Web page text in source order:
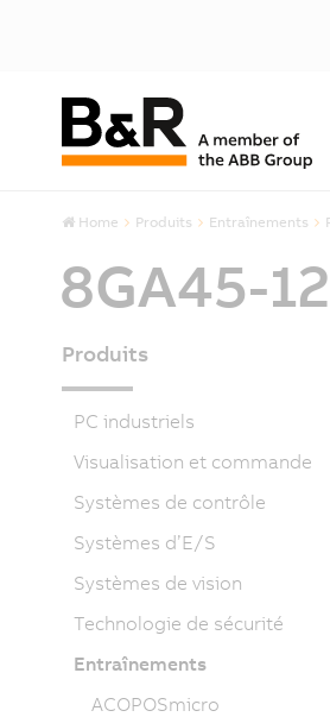
Home Produits Entraînements
8GA45-
Produits
PC industriels
Visualisation et commande
Systèmes de contrôle
Systèmes d’E/S
Systèmes de vision
Technologie de sécurité
Entraînements
ACOPOSmicro